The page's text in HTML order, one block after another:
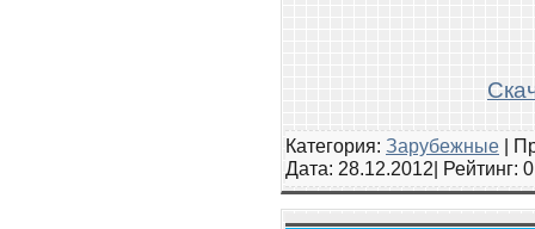
Категория: Зарубежные |
Дата: 28.12.2012| Рейтинг: